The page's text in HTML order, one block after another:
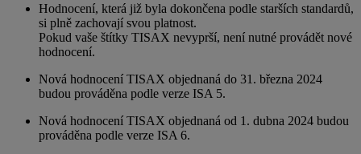
Hodnocení, která již byla dokončena podle starších standardů,
si plně zachovají svou platnost.
Pokud vaše štítky TISAX nevyprší, není nutné provádět nové
hodnocení.
Nová hodnocení TISAX objednaná do 31. března 2024
budou prováděna podle verze ISA 5.
Nová hodnocení TISAX objednaná od 1. dubna 2024 budou
prováděna podle verze ISA 6.